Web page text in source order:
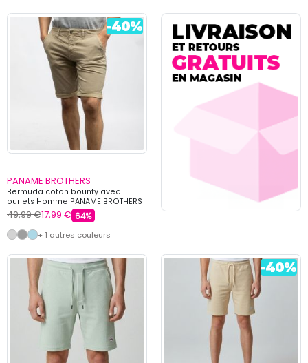
PANAME BROTHERS
Bermuda coton bounty avec
ourlets Homme PANAME BROTHERS
49,99 €17,99 € 64%
+ 1 autres couleurs